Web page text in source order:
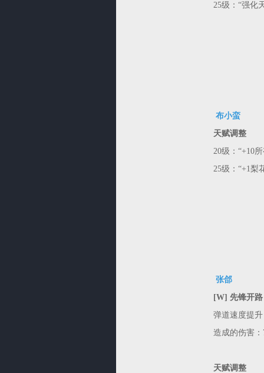
25级：“强化
布小蛮
天赋调整
20级：“+10
25级：“+1梨
张郃
[W] 先锋开路
弹道速度提升
造成的伤害：
天赋调整